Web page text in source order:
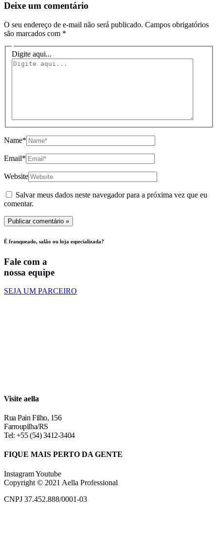
Deixe um comentário
O seu endereço de e-mail não será publicado. Campos obrigatórios
são marcados com *
Digite aqui...
Name*
Email*
Website
Salvar meus dados neste navegador para a próxima vez que eu
comentar.
É franqueado, salão ou loja especializada?
Fale com a
nossa equipe
SEJA UM PARCEIRO
Visite aella
Rua Pain Filho, 156
Farroupilha/RS
Tel: +55 (54) 3412-3404
FIQUE MAIS PERTO DA GENTE
InstagramYoutube
Copyright © 2021 Aella Professional
CNPJ 37.452.888/0001-03